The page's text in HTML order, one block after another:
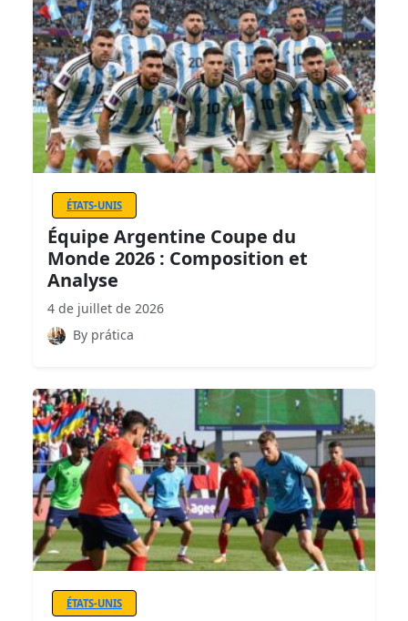
ÉTATS-UNIS
Équipe Argentine Coupe du
Monde 2026 : Composition et
Analyse
4 de juillet de 2026
By prática
ÉTATS-UNIS